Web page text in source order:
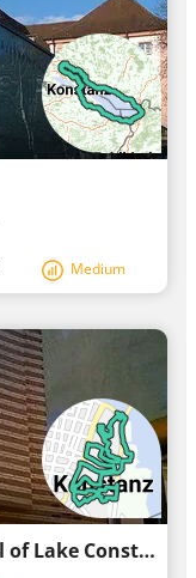
Medium
Discovering Konstanz: the pearl of Lake Constance